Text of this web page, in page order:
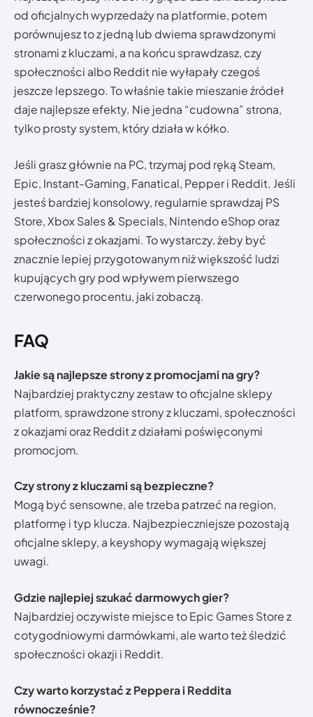
od oficjalnych wyprzedaży na platformie, potem
porównujesz to z jedną lub dwiema sprawdzonymi
stronami z kluczami, a na końcu sprawdzasz, czy
społeczności albo Reddit nie wyłapały czegoś
jeszcze lepszego. To właśnie takie mieszanie źródeł
daje najlepsze efekty. Nie jedna “cudowna” strona,
tylko prosty system, który działa w kółko.
Jeśli grasz głównie na PC, trzymaj pod ręką Steam,
Epic, Instant-Gaming, Fanatical, Pepper i Reddit. Jeśli
jesteś bardziej konsolowy, regularnie sprawdzaj PS
Store, Xbox Sales & Specials, Nintendo eShop oraz
społeczności z okazjami. To wystarczy, żeby być
znacznie lepiej przygotowanym niż większość ludzi
kupujących gry pod wpływem pierwszego
czerwonego procentu, jaki zobaczą.
FAQ
Jakie są najlepsze strony z promocjami na gry?
Najbardziej praktyczny zestaw to oficjalne sklepy
platform, sprawdzone strony z kluczami, społeczności
z okazjami oraz Reddit z działami poświęconymi
promocjom.
Czy strony z kluczami są bezpieczne?
Mogą być sensowne, ale trzeba patrzeć na region,
platformę i typ klucza. Najbezpieczniejsze pozostają
oficjalne sklepy, a keyshopy wymagają większej
uwagi.
Gdzie najlepiej szukać darmowych gier?
Najbardziej oczywiste miejsce to Epic Games Store z
cotygodniowymi darmówkami, ale warto też śledzić
społeczności okazji i Reddit.
Czy warto korzystać z Peppera i Reddita
równocześnie?